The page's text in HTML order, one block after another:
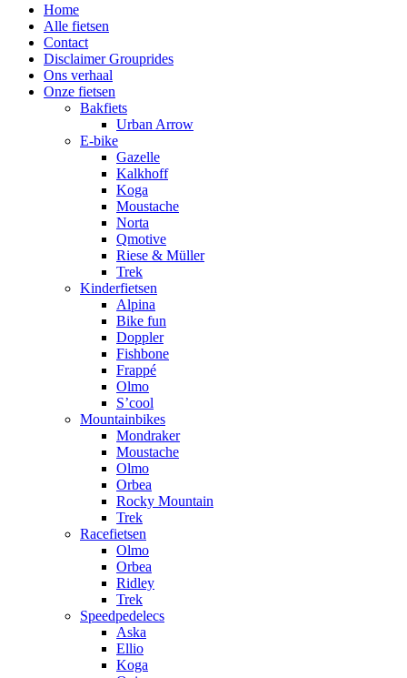
Home
Alle fietsen
Contact
Disclaimer Grouprides
Ons verhaal
Onze fietsen
Bakfiets
Urban Arrow
E-bike
Gazelle
Kalkhoff
Koga
Moustache
Norta
Qmotive
Riese & Müller
Trek
Kinderfietsen
Alpina
Bike fun
Doppler
Fishbone
Frappé
Olmo
S’cool
Mountainbikes
Mondraker
Moustache
Olmo
Orbea
Rocky Mountain
Trek
Racefietsen
Olmo
Orbea
Ridley
Trek
Speedpedelecs
Aska
Ellio
Koga